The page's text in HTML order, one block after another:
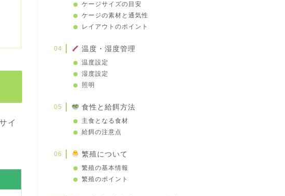
イ
ケージサイズの目安
ケージの素材と通気性
レイアウトのポイント
温度・湿度管理
温度設定
湿度設定
照明
食性と給餌方法
主食となる食材
給餌の注意点
繁殖について
繁殖の基本情報
繁殖のポイント